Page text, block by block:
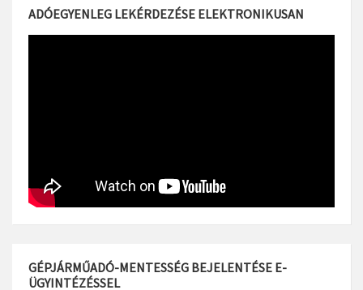
ADÓEGYENLEG LEKÉRDEZÉSE ELEKTRONIKUSAN
GÉPJÁRMŰADÓ-MENTESSÉG BEJELENTÉSE E-
ÜGYINTÉZÉSSEL